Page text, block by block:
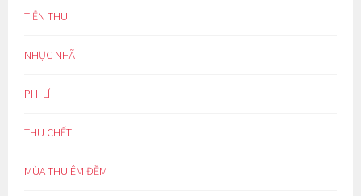
TIỄN THU
NHỤC NHÃ
PHI LÍ
THU CHẾT
MÙA THU ÊM ĐỀM